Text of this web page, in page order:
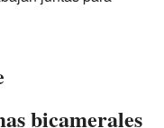
bicamerales